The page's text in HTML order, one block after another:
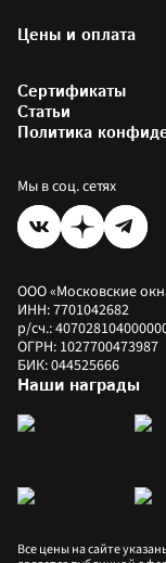
Наши проекты
Написать директору
Фотогалерея
Готовые окна
Остекление балконов
Остекление
Установка
Коммерческое
Цены и оплата
Калькулятор окон
Цены на окна
Как купить
Сертификаты
Статьи
Политика
Мы в соц. сетях
ООО «Московские
ИНН: 7701042682
БИК: 044525666
р/сч.:
ОГРН: 1027700473987
Наши награды
Все цены на сайте